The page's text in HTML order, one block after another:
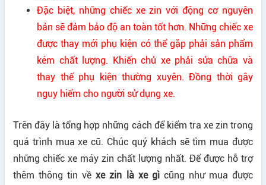
Đặc biệt, những chiếc xe zin với động cơ nguyên
bản sẽ đảm bảo độ an toàn tốt hơn. Những chiếc xe
được thay mới phụ kiện có thể gặp phải sản phẩm
kém chất lượng. Khiến chủ xe phải sửa chữa và
thay thế phụ kiện thường xuyên. Đồng thời gây
nguy hiểm cho người sử dụng xe.
Trên đây là tổng hợp những cách để kiểm tra xe zin trong
quá trình mua xe cũ. Chúc quý khách sẽ tìm mua được
những chiếc xe máy zin chất lượng nhất. Để được hỗ trợ
thêm thông tin vềxe zin là xe gìcũng như mua được